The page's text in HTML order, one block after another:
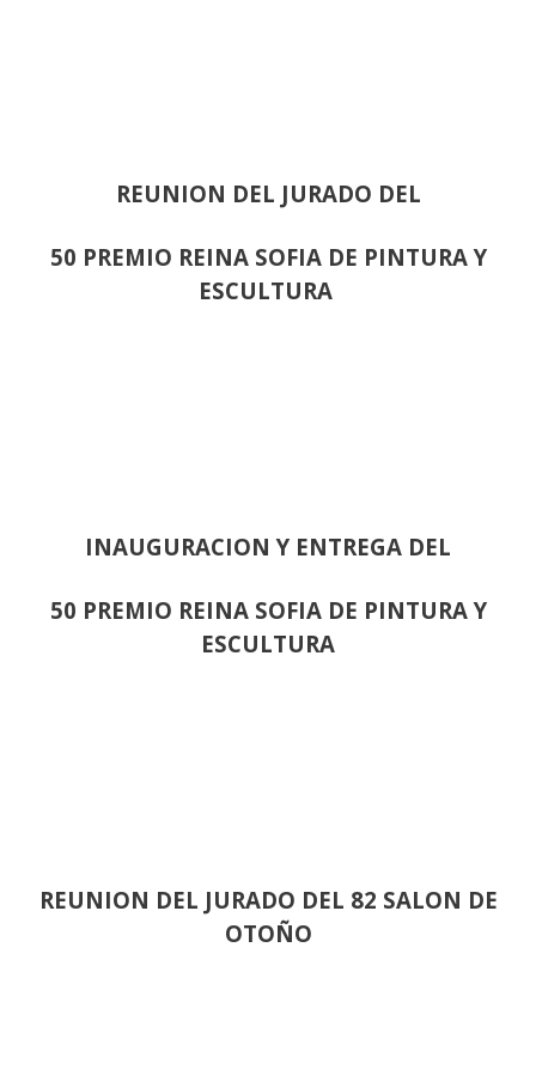
REUNION DEL JURADO DEL
50 PREMIO REINA SOFIA DE PINTURA Y
ESCULTURA
INAUGURACION Y ENTREGA DEL
50 PREMIO REINA SOFIA DE PINTURA Y
ESCULTURA
REUNION DEL JURADO DEL 82 SALON DE
OTOÑO